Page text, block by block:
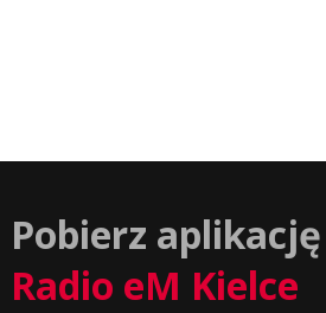
Pobierz aplikację
Radio eM Kielce